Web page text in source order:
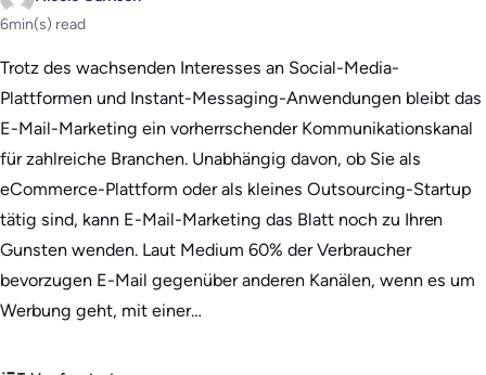
6min(s) read
Trotz des wachsenden Interesses an Social-Media-
Plattformen und Instant-Messaging-Anwendungen bleibt das
E-Mail-Marketing ein vorherrschender Kommunikationskanal
für zahlreiche Branchen. Unabhängig davon, ob Sie als
eCommerce-Plattform oder als kleines Outsourcing-Startup
tätig sind, kann E-Mail-Marketing das Blatt noch zu Ihren
Gunsten wenden. Laut Medium 60% der Verbraucher
bevorzugen E-Mail gegenüber anderen Kanälen, wenn es um
Werbung geht, mit einer…